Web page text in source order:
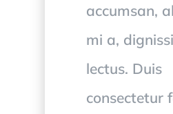
accumsan,
mi a,
lectus. Duis
consectetur